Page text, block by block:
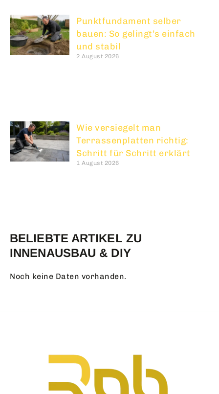
Punktfundament selber
bauen: So gelingt’s einfach
und stabil
2 August 2026
Wie versiegelt man
Terrassenplatten richtig:
Schritt für Schritt erklärt
1 August 2026
BELIEBTE ARTIKEL ZU
INNENAUSBAU & DIY
Noch keine Daten vorhanden.